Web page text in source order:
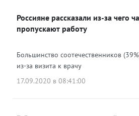
Россияне рассказали из-за чего
пропускают работу
Большинство соотечественников
из-за визита к врачу
17.09.2020 в 08:41:00